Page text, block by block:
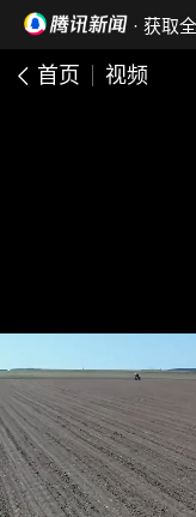
· 获取
首页 视频